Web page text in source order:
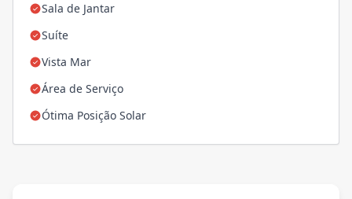
Sala de Jantar
Suíte
Vista Mar
Área de Serviço
Ótima Posição Solar